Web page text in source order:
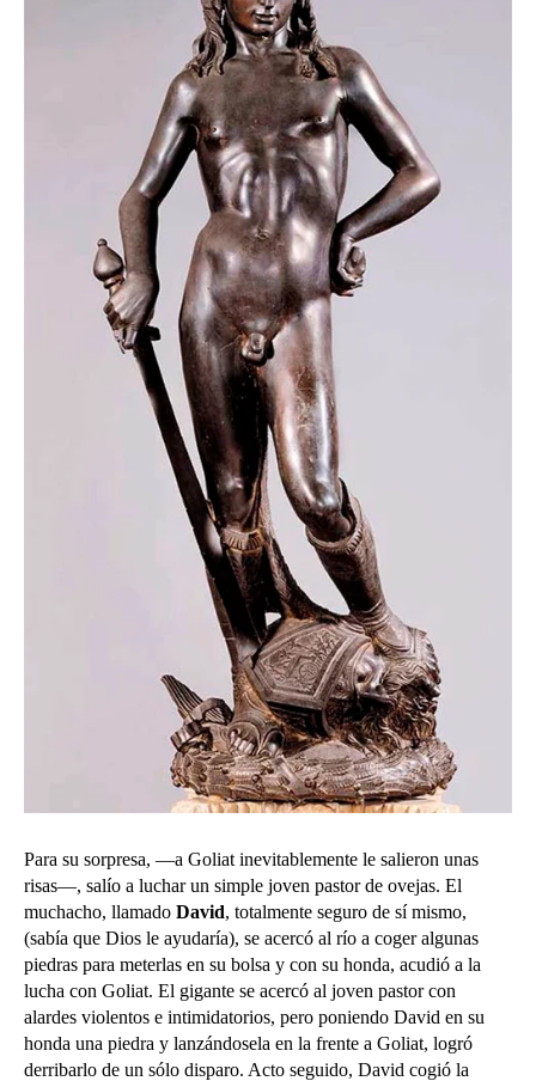
Para su sorpresa, —a Goliat inevitablemente le salieron unas
risas—, salío a luchar un simple joven pastor de ovejas. El
muchacho, llamado David, totalmente seguro de sí mismo,
(sabía que Dios le ayudaría), se acercó al río a coger algunas
piedras para meterlas en su bolsa y con su honda, acudió a la
lucha con Goliat. El gigante se acercó al joven pastor con
alardes violentos e intimidatorios, pero poniendo David en su
honda una piedra y lanzándosela en la frente a Goliat, logró
derribarlo de un sólo disparo. Acto seguido, David cogió la